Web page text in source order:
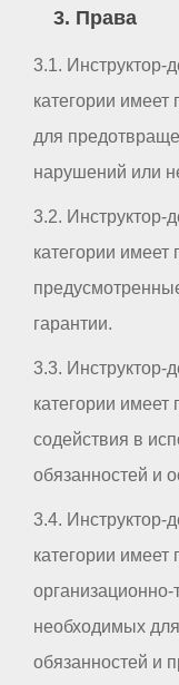
3. Права
3.1. Инструктор-
категории
для
нарушений или
3.2. Инструктор-
категории имеет
гарантии.
3.3. Инструктор-
категории имеет
содействия в
обязанностей и
3.4. Инструктор-
категории имеет
организационно-
необходимых
обязанностей и